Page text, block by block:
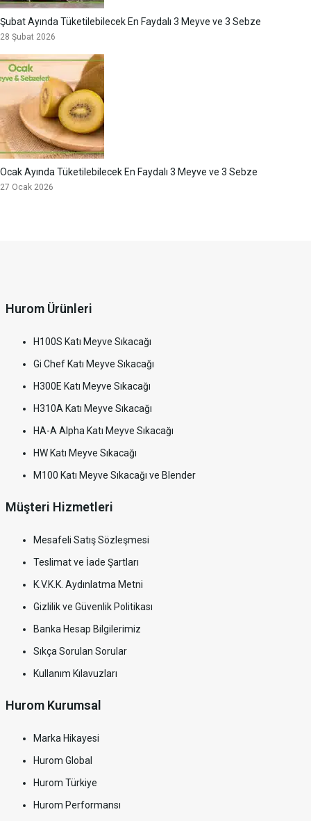
Şubat Ayında Tüketilebilecek En Faydalı 3 Meyve ve 3 Sebze
28 Şubat 2026
Ocak Ayında Tüketilebilecek En Faydalı 3 Meyve ve 3 Sebze
27 Ocak 2026
Hurom Ürünleri
H100S Katı Meyve Sıkacağı
Gi Chef Katı Meyve Sıkacağı
H300E Katı Meyve Sıkacağı
H310A Katı Meyve Sıkacağı
HA-A Alpha Katı Meyve Sıkacağı
HW Katı Meyve Sıkacağı
M100 Katı Meyve Sıkacağı ve Blender
Müşteri Hizmetleri
Mesafeli Satış Sözleşmesi
Teslimat ve İade Şartları
K.V.K.K. Aydınlatma Metni
Gizlilik ve Güvenlik Politikası
Banka Hesap Bilgilerimiz
Sıkça Sorulan Sorular
Kullanım Kılavuzları
Hurom Kurumsal
Marka Hikayesi
Hurom Global
Hurom Türkiye
Hurom Performansı